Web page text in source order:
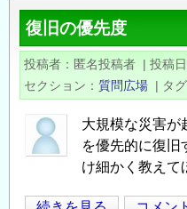
の
新
着
事
／
建
復旧の優先度
投稿者 匿名投稿者 | 投稿
セクション
質問広場 | タグ
大規模な災害が
を優先的に復旧
け細かく教えて